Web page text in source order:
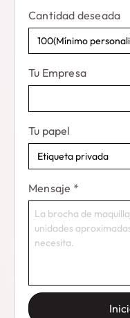
Cantidad deseada
Tu Empresa
Tu papel
Mensaje *